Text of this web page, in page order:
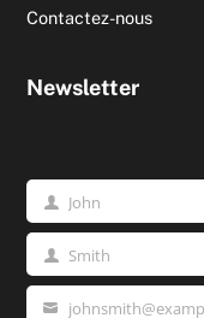
Contactez-nous
Newsletter
PrénomJohn
Nom Smith